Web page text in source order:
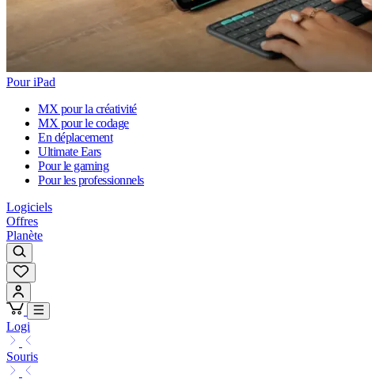
Pour iPad
MX pour la créativité
MX pour le codage
En déplacement
Ultimate Ears
Pour le gaming
Pour les professionnels
Logiciels
Offres
Planète
Logi
Souris